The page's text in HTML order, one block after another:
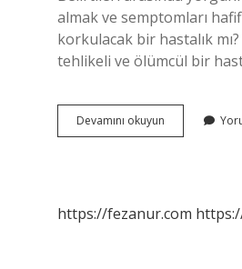
almak ve semptomları
korkulacak bir hastalık
tehlikeli ve ölümcül bir
Devamını okuyun
Hastalığı
https://fezanur.com